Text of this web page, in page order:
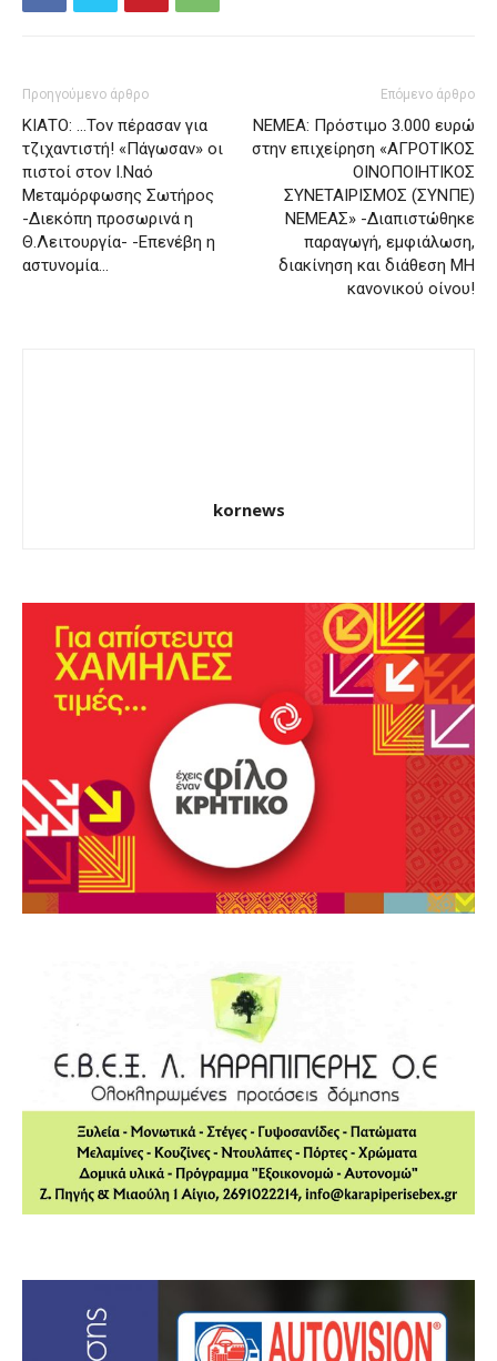
Προηγούμενο άρθρο
ΚΙΑΤΟ: …Τον πέρασαν για
τζιχαντιστή! «Πάγωσαν» οι
πιστοί στον Ι.Ναό
Μεταμόρφωσης Σωτήρος
-Διεκόπη προσωρινά η
Θ.Λειτουργία- -Επενέβη η
αστυνομία…
Επόμενο άρθρο
ΝΕΜΕΑ: Πρόστιμο 3.000 ευρώ
στην επιχείρηση «ΑΓΡΟΤΙΚΟΣ
ΟΙΝΟΠΟΙΗΤΙΚΟΣ
ΣΥΝΕΤΑΙΡΙΣΜΟΣ (ΣΥΝΠΕ)
ΝΕΜΕΑΣ» -Διαπιστώθηκε
παραγωγή, εμφιάλωση,
διακίνηση και διάθεση ΜΗ
κανονικού οίνου!
kornews